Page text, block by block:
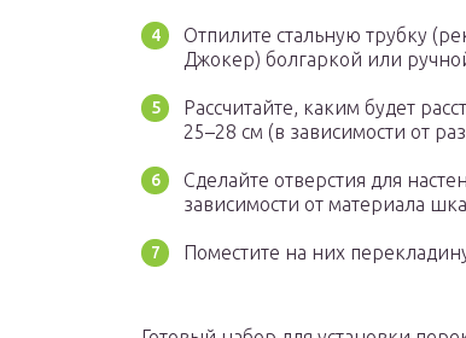
Отпилите стальную трубку
Джокер) болгаркой или
Рассчитайте, каким будет
25–28 см (в зависимости от
Сделайте отверстия для
зависимости от материала
Поместите на них